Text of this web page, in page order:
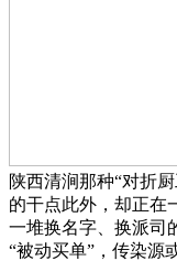
陕西清涧那种“对折
的干点此外，却正在
一堆换名字、换派司
“被动买单”，传染源